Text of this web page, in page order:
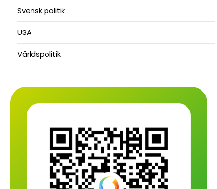
Svensk politik
USA
Världspolitik